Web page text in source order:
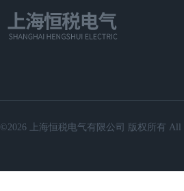
©2026 上海恒税电气有限公司 版权所有 All